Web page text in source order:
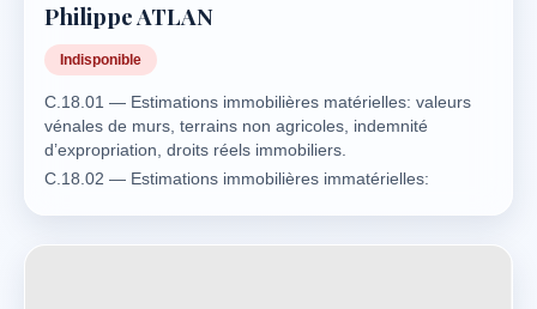
Philippe ATLAN
Indisponible
C.18.01 — Estimations immobilières matérielles: valeurs
vénales de murs, terrains non agricoles, indemnité
d’expropriation, droits réels immobiliers.
C.18.02 — Estimations immobilières immatérielles: